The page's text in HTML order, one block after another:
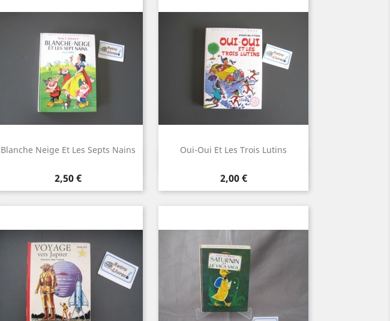
Blanche Neige Et Les Septs Nains
Prix
2,50 €
Oui-Oui Et Les Trois Lutins
Prix
2,00 €